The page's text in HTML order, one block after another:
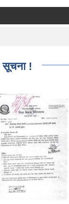
सूचना !